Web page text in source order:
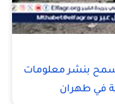
تسمح بنشر معلومات
في طهران